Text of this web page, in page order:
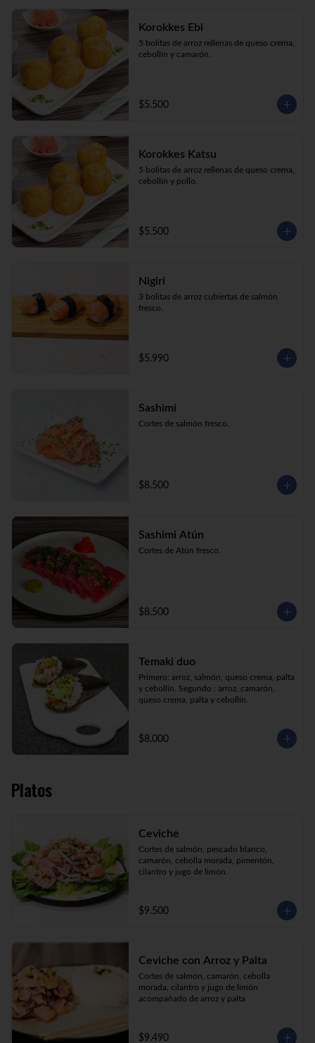
Korokkes Ebi
5 bolitas de arroz rellenas de queso crema,
cebollín y camarón.
$5.500
Korokkes Katsu
5 bolitas de arroz rellenas de queso crema,
cebollín y pollo.
$5.500
Nigiri
3 bolitas de arroz cubiertas de salmón
fresco.
$5.990
Sashimi
Cortes de salmón fresco.
$8.500
Sashimi Atún
Cortes de Atún fresco.
$8.500
Temaki duo
Primero: arroz, salmón, queso crema, palta
y cebollín. Segundo : arroz, camarón,
queso crema, palta y cebollín.
$8.000
Platos
Ceviche
Cortes de salmón, pescado blanco,
camarón, cebolla morada, pimentón,
cilantro y jugo de limón.
$9.500
Ceviche con Arroz y Palta
Cortes de salmón, camarón, cebolla
morada, cilantro y jugo de limón
acompañado de arroz y palta
$9.490